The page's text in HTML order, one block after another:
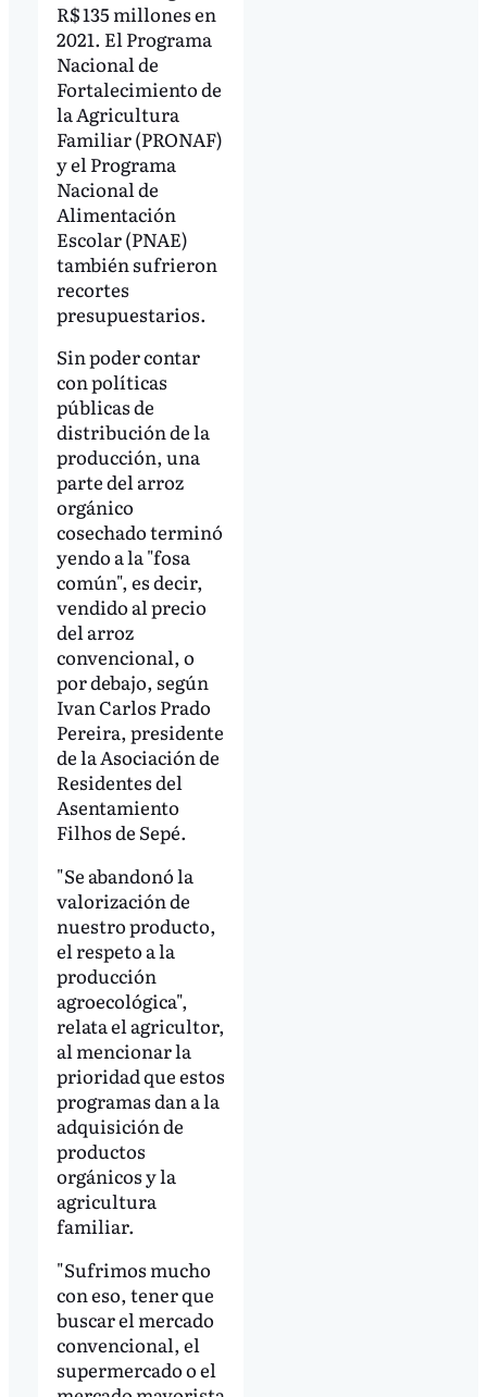
R$ 135 millones en
2021. El Programa
Nacional de
Fortalecimiento de
la Agricultura
Familiar (PRONAF)
y el Programa
Nacional de
Alimentación
Escolar (PNAE)
también sufrieron
recortes
presupuestarios.
Sin poder contar
con políticas
públicas de
distribución de la
producción, una
parte del arroz
orgánico
cosechado terminó
yendo a la "fosa
común", es decir,
vendido al precio
del arroz
convencional, o
por debajo, según
Ivan Carlos Prado
Pereira, presidente
de la Asociación de
Residentes del
Asentamiento
Filhos de Sepé.
"Se abandonó la
valorización de
nuestro producto,
el respeto a la
producción
agroecológica",
relata el agricultor,
al mencionar la
prioridad que estos
programas dan a la
adquisición de
productos
orgánicos y la
agricultura
familiar.
"Sufrimos mucho
con eso, tener que
buscar el mercado
convencional, el
supermercado o el